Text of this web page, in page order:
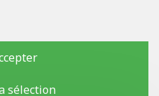
sélection